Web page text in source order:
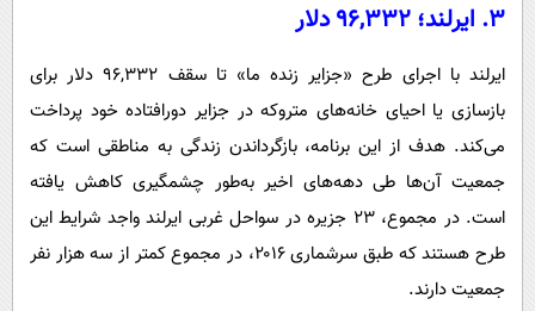
۳. ایرلند؛ ۹۶,۳۳۲ دلار
ایرلند با اجرای طرح «جزایر زنده ما» تا سقف ۹۶,۳۳۲ دلار برای
بازسازی یا احیای خانه‌های متروکه در جزایر دورافتاده خود پرداخت
می‌کند. هدف از این برنامه، بازگرداندن زندگی به مناطقی است که
جمعیت آن‌ها طی دهه‌های اخیر به‌طور چشمگیری کاهش یافته
است. در مجموع، ۲۳ جزیره در سواحل غربی ایرلند واجد شرایط این
طرح هستند که طبق سرشماری ۲۰۱۶، در مجموع کمتر از سه هزار نفر
جمعیت دارند.